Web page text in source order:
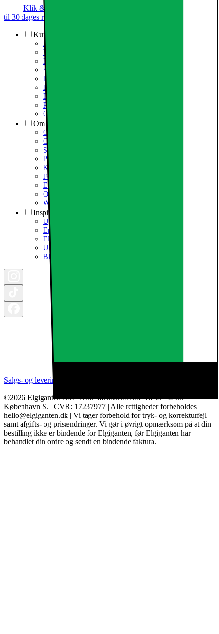
Klik & Hent
til 30 dages returret
Kundeservice
Kundeservice
Varehuse / åbningstider
Elgigantens kundefordele
Services
Information om spam/phishing-emails og SMS
Fortrydelsesret
Elgigantens privatlivspolitik
Partner
Cookiepolitik
Om Elgiganten
Om Elkjøp Nordic
Om Elgiganten
Samfundsansvar
Presseinformation
Karriere i Elgiganten
Fødevarestyrelsen smiley
Elgigantens Kundeklub
Om Elgiganten Erhverv
Whistleblowing i organisationen
Inspiration
Ugens tilbud - og andre gode priser
Epoq køkken & bryggers
Elgigantens Magasin
Udsalg
Black Friday 2026
Salgs- og leveringsbetingelser
©2026 Elgiganten A/S | Arne Jacobsens Allé 16, 2. - 2300
København S. | CVR: 17237977 | Alle rettigheder forbeholdes |
hello@elgiganten.dk | Vi tager forbehold for tryk- og korrekturfejl
samt afgifts- og prisændringer. Vi gør i øvrigt opmærksom på at din
bestilling ikke er bindende for Elgiganten, før Elgiganten har
behandlet din ordre og sendt en bindende faktura.